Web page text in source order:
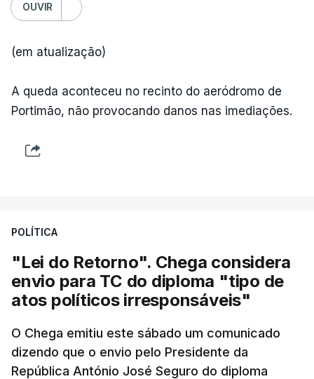
OUVIR
(em atualização)
A queda aconteceu no recinto do aeródromo de
Portimão, não provocando danos nas imediações.
POLÍTICA
"Lei do Retorno". Chega considera
envio para TC do diploma "tipo de
atos políticos irresponsáveis"
O Chega emitiu este sábado um comunicado
dizendo que o envio pelo Presidente da
República António José Seguro do diploma